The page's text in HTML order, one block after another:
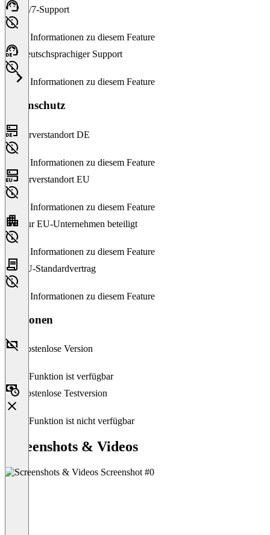
24/7-Support
Keine Informationen zu diesem Feature
Deutschsprachiger Support
Keine Informationen zu diesem Feature
Datenschutz
Serverstandort DE
Keine Informationen zu diesem Feature
Serverstandort EU
Keine Informationen zu diesem Feature
Nur EU-Unternehmen beteiligt
Keine Informationen zu diesem Feature
EU-Standardvertrag
Keine Informationen zu diesem Feature
Versionen
Kostenlose Version
Diese Funktion ist verfügbar
Kostenlose Testversion
Diese Funktion ist nicht verfügbar
Screenshots & Videos